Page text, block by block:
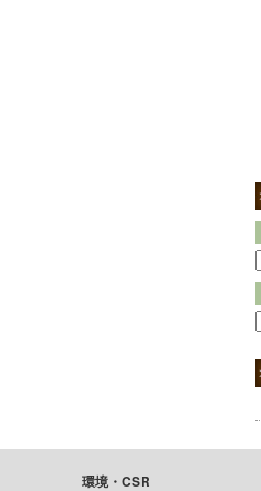
環境・CSR